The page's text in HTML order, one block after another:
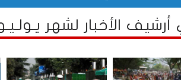
الأخبار لشهر يـولـيـو ,